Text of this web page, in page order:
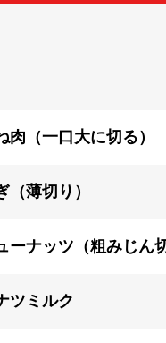
肉（一口大に切る）
（薄切り）
ーナッツ（粗みじん
ツミルク